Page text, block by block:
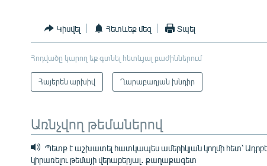
Կիսվել Հետևեք մեզ Տպել
Հոդվածը կարող եք գտնել հետևյալ բաժիններում
Հայերեն արխիվ Ղարաբաղյան խնդիր
Առնչվող թեմաներով
Պետք է աշխատել հատկապես ամերիկյան կողմի հետ՝
կիրառելու թեմայի վերաբերյալ․ քաղաքագետ